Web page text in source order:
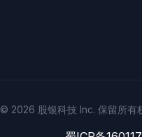
© 2026 股银科技 Inc. 保留所有